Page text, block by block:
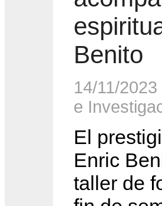
Benito
14/11/2023
e
El
Enric
taller de